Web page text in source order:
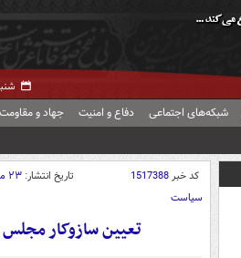
شنبه ۱۷
شبکه‌های اجتماعی دفاع و امنیت جهاد و مقاومت
کد خبر1517388 تاریخ انتشار: ۲۳ مرداد ۱۴۰۲ - ۱۰:۰۳
سیاست
تعیین سازوکار